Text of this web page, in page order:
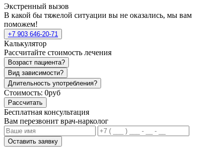
Экстренный вызов
В какой бы тяжелой ситуации вы не оказались, мы вам
поможем!
+7 903 646-20-71
Калькулятор
Рассчитайте стоимость лечения
Возраст пациента?
Вид зависимости?
Длительность употребления?
Стоимость: 0руб
Рассчитать
Бесплатная консультация
Вам перезвонит врач-нарколог
Оставить заявку